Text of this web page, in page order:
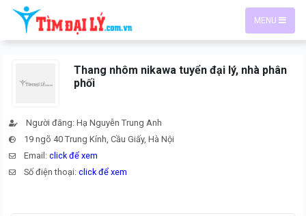
MENU
Thang nhôm nikawa tuyển đại lý, nhà phân
phối
Người đăng: Hạ Nguyễn Trung Anh
19 ngõ 40 Trung Kính, Cầu Giấy, Hà Nội
Email:click để xem
Số điện thoại:click để xem